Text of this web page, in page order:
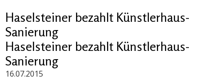
Haselsteiner bezahlt Künstlerhaus-
Sanierung
Haselsteiner bezahlt Künstlerhaus-
Sanierung
16.07.2015